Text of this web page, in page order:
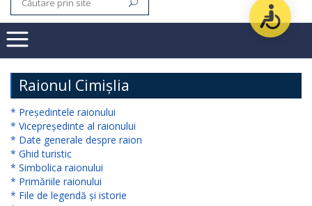
Noutăți
Subdiviziuni
Secretarul
consiliului
raional
Aparatul
Raionul Cimișlia
* Președintele raionului
* Vicepreședinte al raionului
* Date generale despre raion
* Ghid turistic
* Simbolica raionului
* Primăriile raionului
* File de legendă și istorie